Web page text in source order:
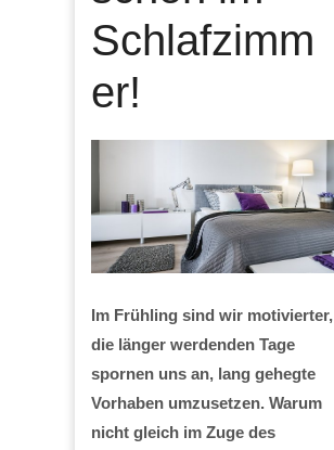
Schlafzimm
er!
Im Frühling sind wir motivierter,
die länger werdenden Tage
spornen uns an, lang gehegte
Vorhaben umzusetzen. Warum
nicht gleich im Zuge des